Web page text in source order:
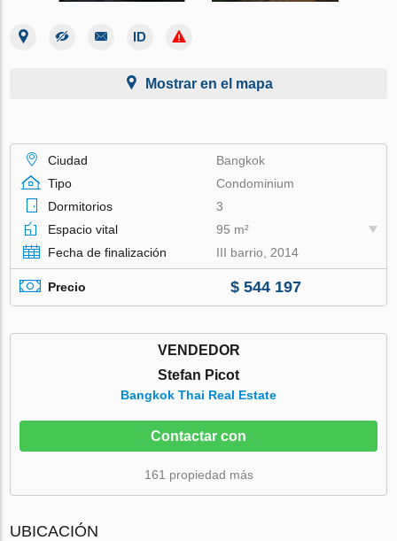
Mostrar en el mapa
Ciudad
Bangkok
Tipo
Condominium
Dormitorios
3
Espacio vital
95 m²
Fecha de finalización
III barrio, 2014
Precio $ 544 197
VENDEDOR
Stefan Picot
Bangkok Thai Real Estate
Contactar con
161 propiedad más
UBICACIÓN